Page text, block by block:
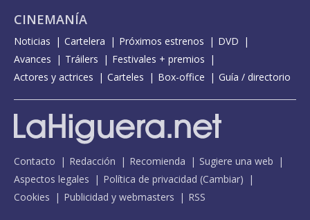
CINEMANÍA
Noticias Cartelera Próximos estrenos
DVD
Avances
Tráilers
Festivales + premios
Actores y actrices
Carteles Box-office Guía / directorio
Contacto Redacción Recomienda
Sugiere una web
Aspectos legales
Política de privacidad (Cambiar)
Cookies
Publicidad y webmasters RSS